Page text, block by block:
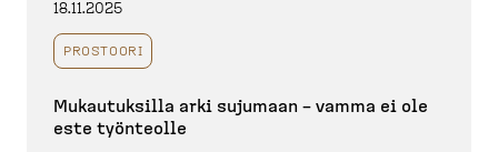
18.11.2025
PROSTOORI
Mukautuksilla arki sujumaan – vamma ei ole
este työnteolle